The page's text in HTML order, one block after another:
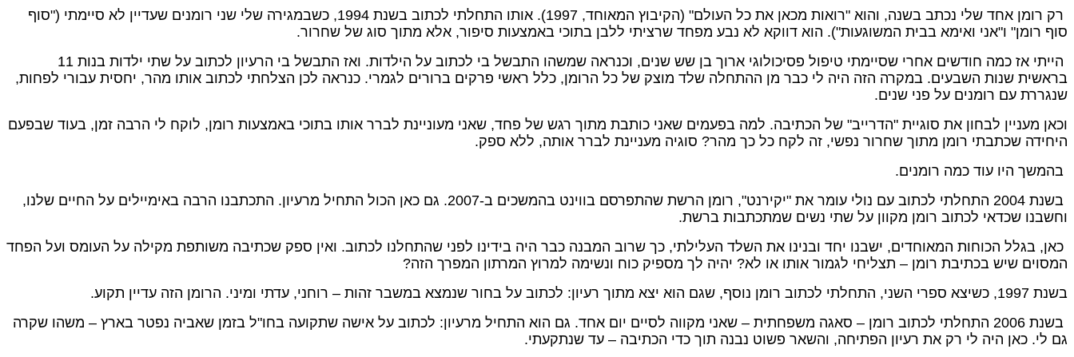
רק רומן אחד שלי נכתב בשנה, והוא "רואות מכאן את כל העולם" (הקיבוץ המאוחד, 1997). אותו התחלתי לכתוב בשנת 1994, כשבמגירה שלי שני רומנים שעדיין לא סיימתי ("סוף
סוף רומן" ו"אני ואימא בבית המשוגעות"). הוא דווקא לא נבע מפחד שרציתי ללבן בתוכי באמצעות סיפור, אלא מתוך סוג של שחרור.
הייתי אז כמה חודשים אחרי שסיימתי טיפול פסיכולוגי ארוך בן שש שנים, וכנראה שמשהו התבשל בי לכתוב על הילדות. ואז התבשל בי הרעיון לכתוב על שתי ילדות בנות 11
בראשית שנות השבעים. במקרה הזה היה לי כבר מן ההתחלה שלד מוצק של כל הרומן, כלל ראשי פרקים ברורים לגמרי. כנראה לכן הצלחתי לכתוב אותו מהר, יחסית עבורי לפחות,
שנגררת עם רומנים על פני שנים.
וכאן מעניין לבחון את סוגיית "הדרייב" של הכתיבה. למה בפעמים שאני כותבת מתוך רגש של פחד, שאני מעוניינת לברר אותו בתוכי באמצעות רומן, לוקח לי הרבה זמן, בעוד שבפעם
היחידה שכתבתי רומן מתוך שחרור נפשי, זה לקח כל כך מהר? סוגיה מעניינת לברר אותה, ללא ספק.
בהמשך היו עוד כמה רומנים.
בשנת 2004 התחלתי לכתוב עם נולי עומר את "יקירנט", רומן הרשת שהתפרסם בווינט בהמשכים ב-2007. גם כאן הכול התחיל מרעיון. התכתבנו הרבה באימיילים על החיים שלנו,
וחשבנו שכדאי לכתוב רומן מקוון על שתי נשים שמתכתבות ברשת.
כאן, בגלל הכוחות המאוחדים, ישבנו יחד ובנינו את השלד העלילתי, כך שרוב המבנה כבר היה בידינו לפני שהתחלנו לכתוב. ואין ספק שכתיבה משותפת מקילה על העומס ועל הפחד
המסוים שיש בכתיבת רומן – תצליחי לגמור אותו או לא? יהיה לך מספיק כוח ונשימה למרוץ המרתון המפרך הזה?
בשנת 1997, כשיצא ספרי השני, התחלתי לכתוב רומן נוסף, שגם הוא יצא מתוך רעיון: לכתוב על בחור שנמצא במשבר זהות – רוחני, עדתי ומיני. הרומן הזה עדיין תקוע.
בשנת 2006 התחלתי לכתוב רומן – סאגה משפחתית – שאני מקווה לסיים יום אחד. גם הוא התחיל מרעיון: לכתוב על אישה שתקועה בחו"ל בזמן שאביה נפטר בארץ – משהו שקרה
גם לי. כאן היה לי רק את רעיון הפתיחה, והשאר פשוט נבנה תוך כדי הכתיבה – עד שנתקעתי.